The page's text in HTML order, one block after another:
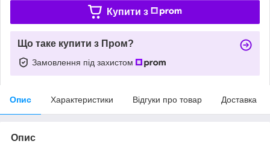
Купити з
Що таке купити з Пром?
Замовлення під захистом
Опис Характеристики Відгуки про товар Доставка
Опис